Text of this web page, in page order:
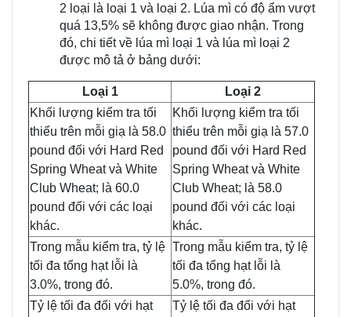
2 loại là loại 1 và loại 2. Lúa mì có độ ẩm vượt
quá 13,5% sẽ không được giao nhận. Trong
đó, chi tiết về lúa mì loại 1 và lúa mì loại 2
được mô tả ở bảng dưới:
Loại 1
Loại 2
Khối lượng kiểm tra tối
thiểu trên mỗi giạ là 58.0
pound đối với Hard Red
Spring Wheat và White
Club Wheat; là 60.0
pound đối với các loại
khác.
Khối lượng kiểm tra tối
thiểu trên mỗi giạ là 57.0
pound đối với Hard Red
Spring Wheat và White
Club Wheat; là 58.0
pound đối với các loại
khác.
Trong mẫu kiểm tra, tỷ lệ
tối đa tổng hạt lỗi là
3.0%, trong đó.
Trong mẫu kiểm tra, tỷ lệ
tối đa tổng hạt lỗi là
5.0%, trong đó.
Tỷ lệ tối đa đối với hạt
Tỷ lệ tối đa đối với hạt